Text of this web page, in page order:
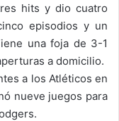
hits y dio cuatro
episodios y un
una foja de 3-1
a domicilio.
a los Atléticos en
nueve juegos para